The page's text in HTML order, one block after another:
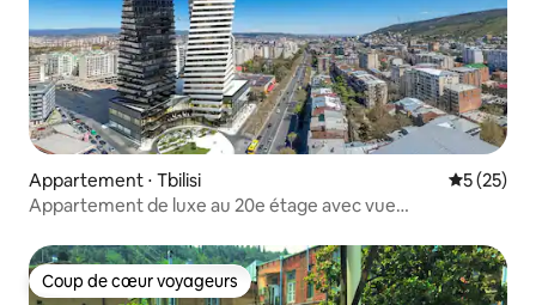
Appartement ⋅ Tbilisi
5 (25)
Appartement de luxe au 20e étage avec vue
Coup de cœur voyageurs
Coup de cœur voyageurs